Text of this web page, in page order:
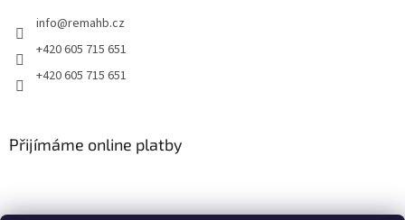
info@remahb.cz
+420 605 715 651
+420 605 715 651
Přijímáme online platby